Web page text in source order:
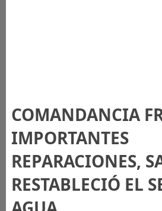
COMANDANCIA
IMPORTANTES
REPARACIONES,
RESTABLECIÓ EL